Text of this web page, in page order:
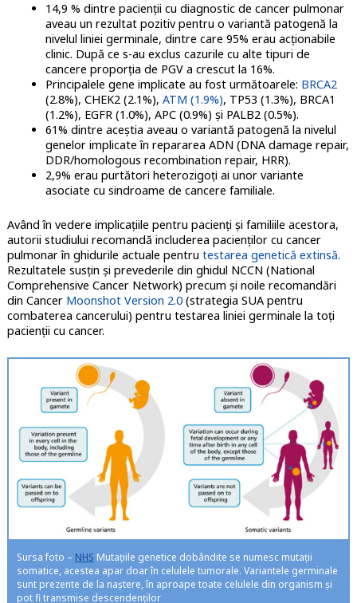
14,9 % dintre pacienții cu diagnostic de cancer pulmonar
aveau un rezultat pozitiv pentru o variantă patogenă la
nivelul liniei germinale, dintre care 95% erau acționabile
clinic. După ce s-au exclus cazurile cu alte tipuri de
cancere proporția de PGV a crescut la 16%.
Principalele gene implicate au fost următoarele: BRCA2
(2.8%), CHEK2 (2.1%), ATM (1.9%), TP53 (1.3%), BRCA1
(1.2%), EGFR (1.0%), APC (0.9%) și PALB2 (0.5%).
61% dintre aceștia aveau o variantă patogenă la nivelul
genelor implicate în repararea ADN (DNA damage repair,
DDR/homologous recombination repair, HRR).
2,9% erau purtători heterozigoți ai unor variante
asociate cu sindroame de cancere familiale.
Având în vedere implicațiile pentru pacienți și familiile acestora,
autorii studiului recomandă includerea pacienților cu cancer
pulmonar în ghidurile actuale pentru testarea genetică extinsă.
Rezultatele susțin și prevederile din ghidul NCCN (National
Comprehensive Cancer Network) precum și noile recomandări
din Cancer Moonshot Version 2.0(strategia SUA pentru
combaterea cancerului) pentru testarea liniei germinale la toți
pacienții cu cancer.
Sursa foto – NHS Mutațiile genetice dobândite se numesc mutații
somatice, acestea apar doar în celulele tumorale. Variantele germinale
sunt prezente de la naștere, în aproape toate celulele din organism și
pot fi transmise descendenților